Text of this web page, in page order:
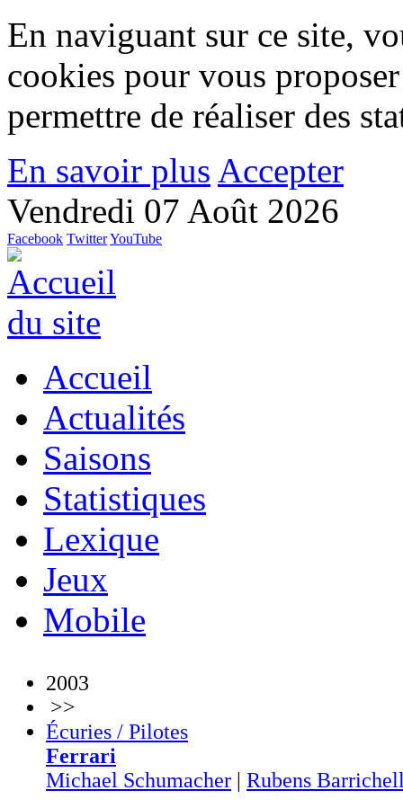
En naviguant sur ce site,
cookies pour vous
permettre de réaliser des
En savoir plus Accepter
Vendredi 07 Août 2026
Facebook TwitterYouTube
Accueil
Actualités
Saisons
Statistiques
Lexique
Jeux
Mobile
2003
>>
Écuries / Pilotes
Ferrari
Michael Schumacher | Rubens